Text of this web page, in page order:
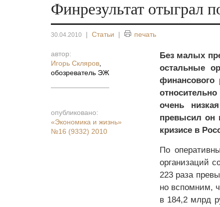
Финрезультат отыграл
30.04.2010 | Статьи | печать
автор:
Игорь Скляров
обозреватель ЭЖ
опубликовано:
«Экономика и жизнь»
№16 (9332) 2010
Без малых
остальные
очень
превысил он
кризисе в
По
организаций
223 раза
но вспомним,
в 184,2 млрд